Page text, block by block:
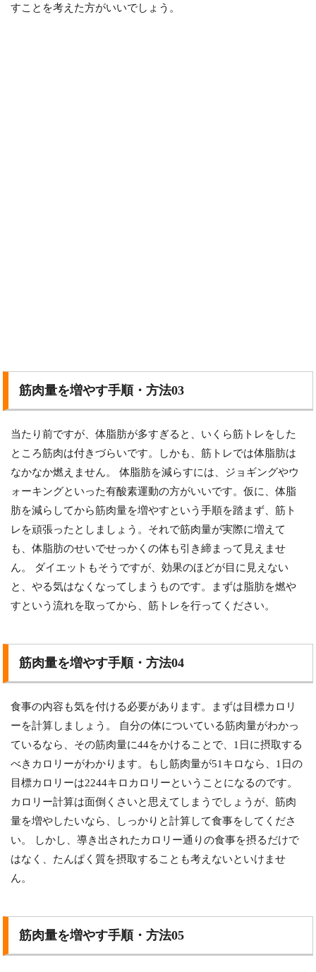
すことを考えた方がいいでしょう。
筋肉量を増やす手順・方法03
当たり前ですが、体脂肪が多すぎると、いくら筋トレをした
ところ筋肉は付きづらいです。しかも、筋トレでは体脂肪は
なかなか燃えません。 体脂肪を減らすには、ジョギングやウ
ォーキングといった有酸素運動の方がいいです。仮に、体脂
肪を減らしてから筋肉量を増やすという手順を踏まず、筋ト
レを頑張ったとしましょう。それで筋肉量が実際に増えて
も、体脂肪のせいでせっかくの体も引き締まって見えませ
ん。 ダイエットもそうですが、効果のほどが目に見えない
と、やる気はなくなってしまうものです。まずは脂肪を燃や
すという流れを取ってから、筋トレを行ってください。
筋肉量を増やす手順・方法04
食事の内容も気を付ける必要があります。まずは目標カロリ
ーを計算しましょう。 自分の体についている筋肉量がわかっ
ているなら、その筋肉量に44をかけることで、1日に摂取する
べきカロリーがわかります。もし筋肉量が51キロなら、1日の
目標カロリーは2244キロカロリーということになるのです。
カロリー計算は面倒くさいと思えてしまうでしょうが、筋肉
量を増やしたいなら、しっかりと計算して食事をしてくださ
い。 しかし、導き出されたカロリー通りの食事を摂るだけで
はなく、たんぱく質を摂取することも考えないといけませ
ん。
筋肉量を増やす手順・方法05